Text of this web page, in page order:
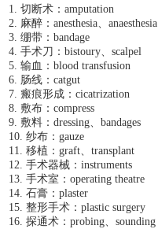
1. 切断术：amputation
2. 麻醉：anesthesia、anaesthesia
3. 绷带：bandage
4. 手术刀：bistoury、scalpel
5. 输血：blood transfusion
6. 肠线：catgut
7. 瘢痕形成：cicatrization
8. 敷布：compress
9. 敷料：dressing、bandages
10. 纱布：gauze
11. 移植：graft、transplant
12. 手术器械：instruments
13. 手术室：operating theatre
14. 石膏：plaster
15. 整形手术：plastic surgery
16. 探通术：probing、sounding